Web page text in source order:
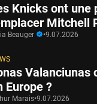
Knicks ont une
Mitchell
Beauger •9.07.2026
Valanciunas
Europe ?
Marais•9.07.2026